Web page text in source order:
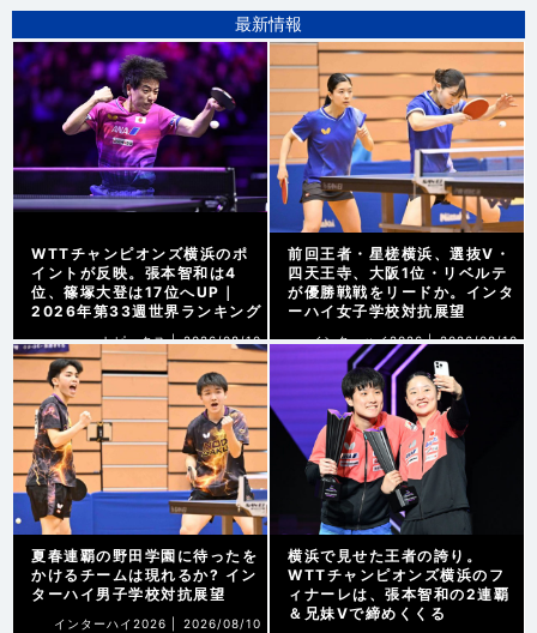
最新情報
WTTチャンピオンズ横浜のポ
イントが反映。張本智和は4
位、篠塚大登は17位へUP｜
2026年第33週世界ランキング
トピックス | 2026/08/10
前回王者・星槎横浜、選抜V・
四天王寺、大阪1位・リベルテ
が優勝戦戦をリードか。インタ
ーハイ女子学校対抗展望
インターハイ2026 | 2026/08/10
夏春連覇の野田学園に待ったを
かけるチームは現れるか? イン
ターハイ男子学校対抗展望
インターハイ2026 | 2026/08/10
横浜で見せた王者の誇り。
WTTチャンピオンズ横浜のフ
ィナーレは、張本智和の2連覇
＆兄妹Vで締めくくる